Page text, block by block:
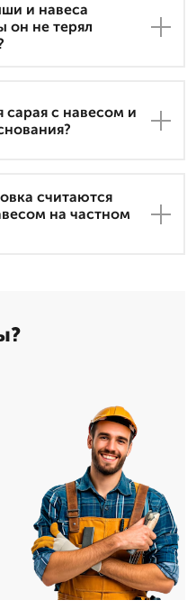
и навеса
он не терял
с навесом и
считаются
на частном